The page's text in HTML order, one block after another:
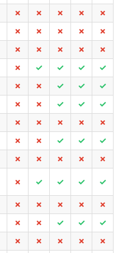
✗ ✗ ✗ ✗
✗
✗ ✗ ✗ ✗
✗
✗ ✗ ✗ ✗
✗
✗ ✓ ✓ ✓
✓
✗ ✗ ✓ ✓
✓
✗ ✗ ✓ ✓
✓
✗ ✗ ✗ ✗
✗
✗ ✗ ✓ ✓
✓
✗ ✗ ✗ ✗
✗
✗ ✓ ✓ ✓ ✓
✗ ✗ ✗ ✗
✗
✗ ✗ ✓ ✓
✓
✗ ✗ ✗ ✗
✗